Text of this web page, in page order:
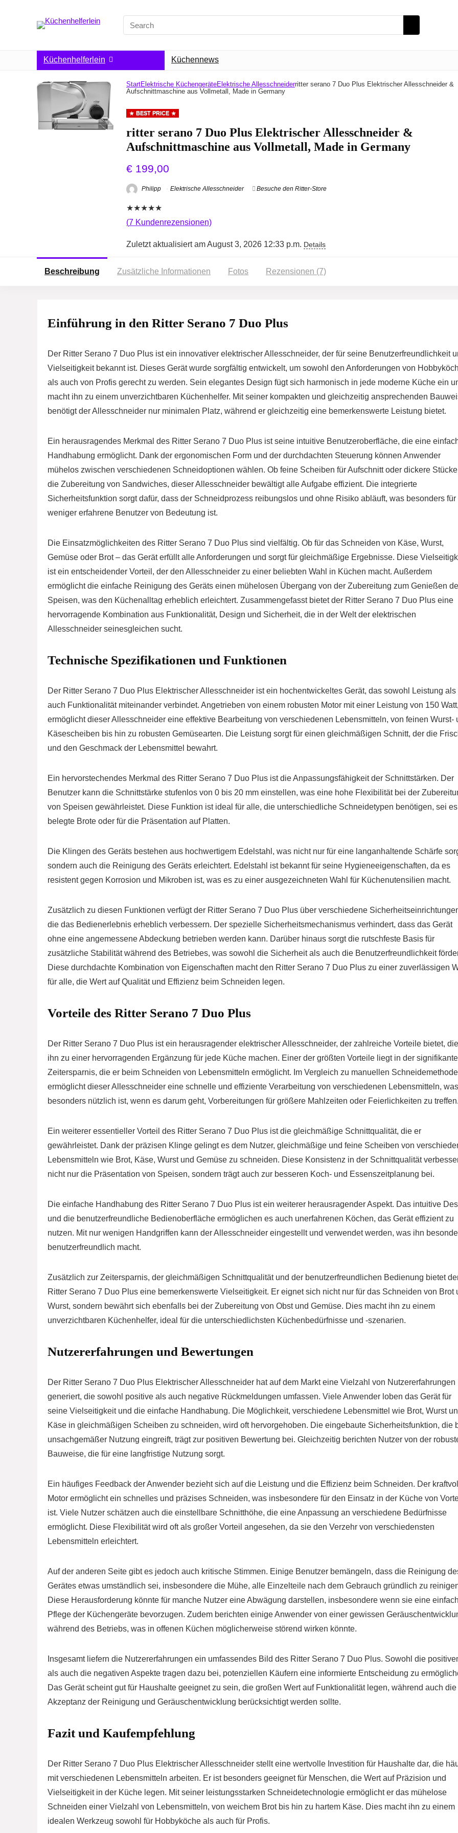
Search
for:
Küchenhelferlein Küchennews
StartElektrische KüchengeräteElektrische Allesschneiderritter serano 7 Duo Plus Elektrischer Allesschneider &
Aufschnittmaschine aus Vollmetall, Made in Germany
BEST PRICE
ritter serano 7 Duo Plus Elektrischer Allesschneider &
Aufschnittmaschine aus Vollmetall, Made in Germany
€ 199,00
Philipp Elektrische Allesschneider Besuche den Ritter-Store
★★★★★
(7 Kundenrezensionen)
Zuletzt aktualisiert am August 3, 2026 12:33 p.m. Details
Beschreibung Zusätzliche Informationen Fotos Rezensionen (7)
Einführung in den Ritter Serano 7 Duo Plus
Der Ritter Serano 7 Duo Plus ist ein innovativer elektrischer Allesschneider, der für seine Benutzerfreundlichkeit
Vielseitigkeit bekannt ist. Dieses Gerät wurde sorgfältig entwickelt, um sowohl den Anforderungen von
als auch von Profis gerecht zu werden. Sein elegantes Design fügt sich harmonisch in jede moderne Küche ein
macht ihn zu einem unverzichtbaren Küchenhelfer. Mit seiner kompakten und gleichzeitig ansprechenden
benötigt der Allesschneider nur minimalen Platz, während er gleichzeitig eine bemerkenswerte Leistung bietet.
Ein herausragendes Merkmal des Ritter Serano 7 Duo Plus ist seine intuitive Benutzeroberfläche, die eine
Handhabung ermöglicht. Dank der ergonomischen Form und der durchdachten Steuerung können Anwender
mühelos zwischen verschiedenen Schneidoptionen wählen. Ob feine Scheiben für Aufschnitt oder dickere
die Zubereitung von Sandwiches, dieser Allesschneider bewältigt alle Aufgabe effizient. Die integrierte
Sicherheitsfunktion sorgt dafür, dass der Schneidprozess reibungslos und ohne Risiko abläuft, was besonders für
weniger erfahrene Benutzer von Bedeutung ist.
Die Einsatzmöglichkeiten des Ritter Serano 7 Duo Plus sind vielfältig. Ob für das Schneiden von Käse, Wurst,
Gemüse oder Brot – das Gerät erfüllt alle Anforderungen und sorgt für gleichmäßige Ergebnisse. Diese
ist ein entscheidender Vorteil, der den Allesschneider zu einer beliebten Wahl in Küchen macht. Außerdem
ermöglicht die einfache Reinigung des Geräts einen mühelosen Übergang von der Zubereitung zum Genießen
Speisen, was den Küchenalltag erheblich erleichtert. Zusammengefasst bietet der Ritter Serano 7 Duo Plus eine
hervorragende Kombination aus Funktionalität, Design und Sicherheit, die in der Welt der elektrischen
Allesschneider seinesgleichen sucht.
Technische Spezifikationen und Funktionen
Der Ritter Serano 7 Duo Plus Elektrischer Allesschneider ist ein hochentwickeltes Gerät, das sowohl Leistung als
auch Funktionalität miteinander verbindet. Angetrieben von einem robusten Motor mit einer Leistung von 150 Watt,
ermöglicht dieser Allesschneider eine effektive Bearbeitung von verschiedenen Lebensmitteln, von feinen Wurst-
Käsescheiben bis hin zu robusten Gemüsearten. Die Leistung sorgt für einen gleichmäßigen Schnitt, der die
und den Geschmack der Lebensmittel bewahrt.
Ein hervorstechendes Merkmal des Ritter Serano 7 Duo Plus ist die Anpassungsfähigkeit der Schnittstärken. Der
Benutzer kann die Schnittstärke stufenlos von 0 bis 20 mm einstellen, was eine hohe Flexibilität bei der
von Speisen gewährleistet. Diese Funktion ist ideal für alle, die unterschiedliche Schneidetypen benötigen, sei
belegte Brote oder für die Präsentation auf Platten.
Die Klingen des Geräts bestehen aus hochwertigem Edelstahl, was nicht nur für eine langanhaltende Schärfe
sondern auch die Reinigung des Geräts erleichtert. Edelstahl ist bekannt für seine Hygieneeigenschaften, da es
resistent gegen Korrosion und Mikroben ist, was es zu einer ausgezeichneten Wahl für Küchenutensilien macht.
Zusätzlich zu diesen Funktionen verfügt der Ritter Serano 7 Duo Plus über verschiedene
die das Bedienerlebnis erheblich verbessern. Der spezielle Sicherheitsmechanismus verhindert, dass das Gerät
ohne eine angemessene Abdeckung betrieben werden kann. Darüber hinaus sorgt die rutschfeste Basis für
zusätzliche Stabilität während des Betriebes, was sowohl die Sicherheit als auch die Benutzerfreundlichkeit
Diese durchdachte Kombination von Eigenschaften macht den Ritter Serano 7 Duo Plus zu einer zuverlässigen
für alle, die Wert auf Qualität und Effizienz beim Schneiden legen.
Vorteile des Ritter Serano 7 Duo Plus
Der Ritter Serano 7 Duo Plus ist ein herausragender elektrischer Allesschneider, der zahlreiche Vorteile bietet, die
ihn zu einer hervorragenden Ergänzung für jede Küche machen. Einer der größten Vorteile liegt in der
Zeitersparnis, die er beim Schneiden von Lebensmitteln ermöglicht. Im Vergleich zu manuellen
ermöglicht dieser Allesschneider eine schnelle und effiziente Verarbeitung von verschiedenen Lebensmitteln, was
besonders nützlich ist, wenn es darum geht, Vorbereitungen für größere Mahlzeiten oder Feierlichkeiten zu treffen.
Ein weiterer essentieller Vorteil des Ritter Serano 7 Duo Plus ist die gleichmäßige Schnittqualität, die er
gewährleistet. Dank der präzisen Klinge gelingt es dem Nutzer, gleichmäßige und feine Scheiben von
Lebensmitteln wie Brot, Käse, Wurst und Gemüse zu schneiden. Diese Konsistenz in der Schnittqualität
nicht nur die Präsentation von Speisen, sondern trägt auch zur besseren Koch- und Essenszeitplanung bei.
Die einfache Handhabung des Ritter Serano 7 Duo Plus ist ein weiterer herausragender Aspekt. Das intuitive
und die benutzerfreundliche Bedienoberfläche ermöglichen es auch unerfahrenen Köchen, das Gerät effizient zu
nutzen. Mit nur wenigen Handgriffen kann der Allesschneider eingestellt und verwendet werden, was ihn
benutzerfreundlich macht.
Zusätzlich zur Zeitersparnis, der gleichmäßigen Schnittqualität und der benutzerfreundlichen Bedienung bietet
Ritter Serano 7 Duo Plus eine bemerkenswerte Vielseitigkeit. Er eignet sich nicht nur für das Schneiden von Brot
Wurst, sondern bewährt sich ebenfalls bei der Zubereitung von Obst und Gemüse. Dies macht ihn zu einem
unverzichtbaren Küchenhelfer, ideal für die unterschiedlichsten Küchenbedürfnisse und -szenarien.
Nutzererfahrungen und Bewertungen
Der Ritter Serano 7 Duo Plus Elektrischer Allesschneider hat auf dem Markt eine Vielzahl von Nutzererfahrungen
generiert, die sowohl positive als auch negative Rückmeldungen umfassen. Viele Anwender loben das Gerät für
seine Vielseitigkeit und die einfache Handhabung. Die Möglichkeit, verschiedene Lebensmittel wie Brot, Wurst
Käse in gleichmäßigen Scheiben zu schneiden, wird oft hervorgehoben. Die eingebaute Sicherheitsfunktion, die
unsachgemäßer Nutzung eingreift, trägt zur positiven Bewertung bei. Gleichzeitig berichten Nutzer von der
Bauweise, die für eine langfristige Nutzung sorgt.
Ein häufiges Feedback der Anwender bezieht sich auf die Leistung und die Effizienz beim Schneiden. Der
Motor ermöglicht ein schnelles und präzises Schneiden, was insbesondere für den Einsatz in der Küche von
ist. Viele Nutzer schätzen auch die einstellbare Schnitthöhe, die eine Anpassung an verschiedene Bedürfnisse
ermöglicht. Diese Flexibilität wird oft als großer Vorteil angesehen, da sie den Verzehr von verschiedensten
Lebensmitteln erleichtert.
Auf der anderen Seite gibt es jedoch auch kritische Stimmen. Einige Benutzer bemängeln, dass die Reinigung
Gerätes etwas umständlich sei, insbesondere die Mühe, alle Einzelteile nach dem Gebrauch gründlich zu
Diese Herausforderung könnte für manche Nutzer eine Abwägung darstellen, insbesondere wenn sie eine
Pflege der Küchengeräte bevorzugen. Zudem berichten einige Anwender von einer gewissen
während des Betriebs, was in offenen Küchen möglicherweise störend wirken könnte.
Insgesamt liefern die Nutzererfahrungen ein umfassendes Bild des Ritter Serano 7 Duo Plus. Sowohl die
als auch die negativen Aspekte tragen dazu bei, potenziellen Käufern eine informierte Entscheidung zu
Das Gerät scheint gut für Haushalte geeignet zu sein, die großen Wert auf Funktionalität legen, während auch die
Akzeptanz der Reinigung und Geräuschentwicklung berücksichtigt werden sollte.
Fazit und Kaufempfehlung
Der Ritter Serano 7 Duo Plus Elektrischer Allesschneider stellt eine wertvolle Investition für Haushalte dar, die
mit verschiedenen Lebensmitteln arbeiten. Er ist besonders geeignet für Menschen, die Wert auf Präzision und
Vielseitigkeit in der Küche legen. Mit seiner leistungsstarken Schneidetechnologie ermöglicht er das mühelose
Schneiden einer Vielzahl von Lebensmitteln, von weichem Brot bis hin zu hartem Käse. Dies macht ihn zu einem
idealen Werkzeug sowohl für Hobbyköche als auch für Profis.